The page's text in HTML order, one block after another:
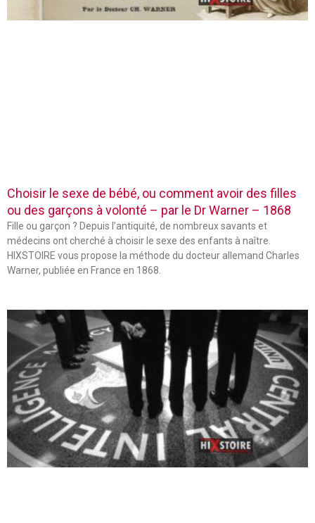
Choisir le sexe de bébé, ou comment avoir des filles
ou des garçons à volonté – par le Dr Warner – 1868
Fille ou garçon ? Depuis l’antiquité, de nombreux savants et
médecins ont cherché à choisir le sexe des enfants à naître.
HIXSTOIRE vous propose la méthode du docteur allemand Charles
Warner, publiée en France en 1868.